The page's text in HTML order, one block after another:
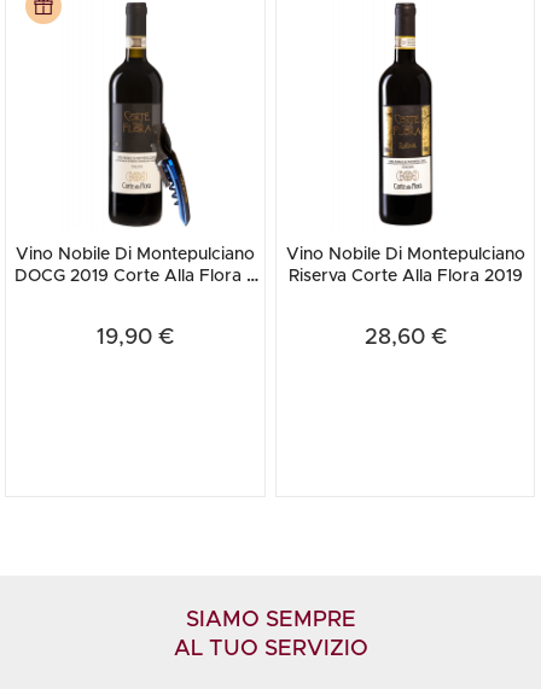
Vino Nobile Di Montepulciano
DOCG 2019 Corte Alla Flora +
19,90 €
Vino Nobile Di Montepulciano
Riserva Corte Alla Flora 2019
28,60 €
SIAMO SEMPRE
AL TUO SERVIZIO